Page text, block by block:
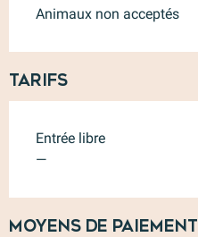
Animaux non acceptés
Tarifs
Entrée libre
—
Moyens de paiement